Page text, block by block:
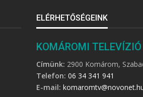
ELÉRHETŐSÉGEINK
KOMÁROMI TELEVÍZIÓ
Címünk: 2900 Komárom,
Telefon: 06 34 341 941
E-mail: